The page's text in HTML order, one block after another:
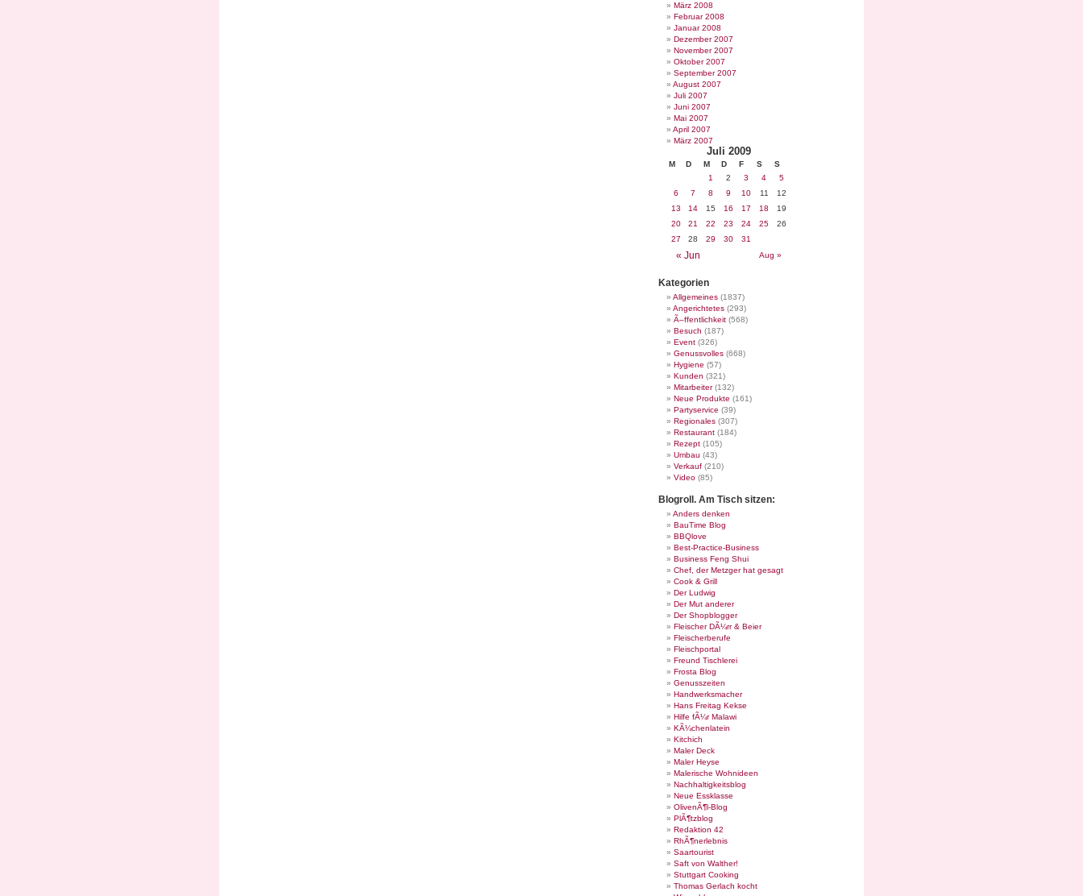
März 2008
Februar 2008
Januar 2008
Dezember 2007
November 2007
Oktober 2007
September 2007
August 2007
Juli 2007
Juni 2007
Mai 2007
April 2007
März 2007
Juli 2009
M D M D F S S
« Jun Aug »
1 2 3 4
5
6
7 8 9 10 11
12
13
14 15 16 17 18
19
20
21 22 23 24 25
26
27
28 29 30 31
Kategorien
Allgemeines (1837)
Angerichtetes (293)
Ã–ffentlichkeit (568)
Besuch (187)
Event (326)
Genussvolles (668)
Hygiene (57)
Kunden (321)
Mitarbeiter(132)
Neue Produkte (161)
Partyservice (39)
Regionales (307)
Restaurant (184)
Rezept (105)
Umbau (43)
Verkauf (210)
Video (85)
Blogroll. Am Tisch sitzen:
Anders denken
BauTime Blog
BBQlove
Best-Practice-Business
Business Feng Shui
Chef, der Metzger hat gesagt
Cook & Grill
Der Ludwig
Der Mut anderer
Der Shopblogger
Fleischer DÃ¼rr & Beier
Fleischerberufe
Fleischportal
Freund Tischlerei
Frosta Blog
Genusszeiten
Handwerksmacher
Hans Freitag Kekse
Hilfe fÃ¼r Malawi
KÃ¼chenlatein
Kitchich
Maler Deck
Maler Heyse
Malerische Wohnideen
Nachhaltigkeitsblog
Neue Essklasse
OlivenÃ¶l-Blog
PlÃ¶tzblog
Redaktion 42
RhÃ¶nerlebnis
Saartourist
Saft von Walther!
Stuttgart Cooking
Thomas Gerlach kocht